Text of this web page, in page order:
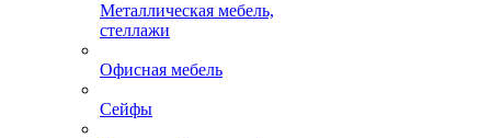
Металлическая мебель,
стеллажи
Офисная мебель
Сейфы